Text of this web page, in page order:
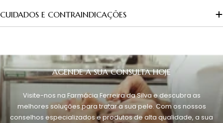
CUIDADOS E CONTRAINDICAÇÕES
AGENDE A SUA CONSULTA HOJE
Visite-nos na Farmácia Ferreira da Silva e descubra as
melhores soluções para tratar a sua pele. Com os nossos
conselhos especializados e produtos de alta qualidade, a sua